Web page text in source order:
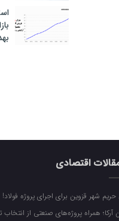
اقتصادی
شهر قزوین برای اجرای پروژه فولاد!
آرکا؛ همراه پروژه‌های صنعتی از انتخاب